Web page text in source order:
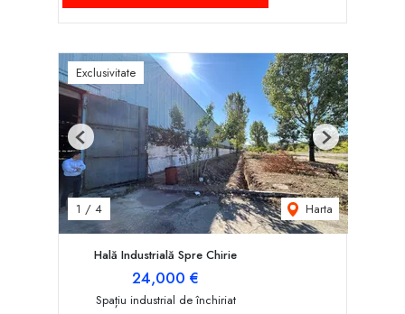
Exclusivitate
1 / 4 Harta
Previous Next
Hală Industrială Spre Chirie
24,000 €
Spațiu industrial de închiriat